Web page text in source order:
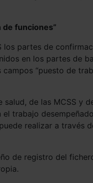
de funciones”
los partes de
en los partes de
campos “puesto de
de las MCSS y
trabajo
realizar a través
de registro del